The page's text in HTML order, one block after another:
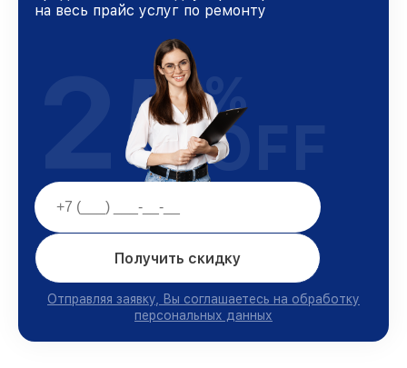
на весь прайс услуг по ремонту
Получить скидку
Отправляя заявку, Вы соглашаетесь на обработку
персональных данных
25%
OFF